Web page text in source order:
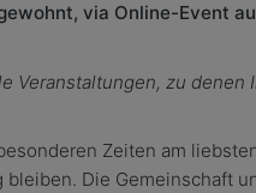
via Online-Event
Veranstaltungen, zu denen
Zeiten am
Die Gemeinschaft